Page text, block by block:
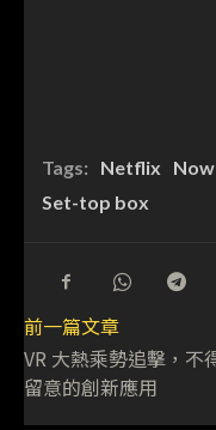
Tags: Netflix Now
Set-top box
前一篇文章
VR 大熱乘勢追擊，不
留意的創新應用